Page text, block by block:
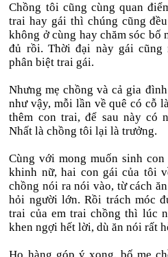
Chồng tôi cũng cùng quan
trai hay gái thì chúng cũng
không ở cùng hay chăm sóc bố
đủ rồi. Thời đại này gái cũng
phân biệt trai gái.
Nhưng mẹ chồng và cả gia
như vậy, mỗi lần về quê có cỗ
thêm con trai, để sau này có
Nhất là chồng tôi lại là trưởng.
Cùng với mong muốn sinh
khinh nữ, hai con gái của tôi
chồng nói ra nói vào, từ cách
hỏi người lớn. Rồi trách móc
trai của em trai chồng thì lúc
khen ngợi hết lời, dù ăn nói rất